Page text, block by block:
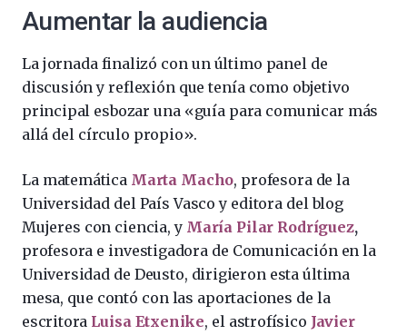
Aumentar la audiencia
La jornada finalizó con un último panel de
discusión y reflexión que tenía como objetivo
principal esbozar una «guía para comunicar más
allá del círculo propio».
La matemáticaMarta Macho, profesora de la
Universidad del País Vasco y editora del blog
Mujeres con ciencia, y María Pilar Rodríguez,
profesora e investigadora de Comunicación en la
Universidad de Deusto, dirigieron esta última
mesa, que contó con las aportaciones de la
escritora Luisa Etxenike, el astrofísico Javier